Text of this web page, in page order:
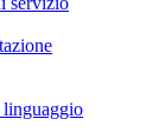
linguaggio